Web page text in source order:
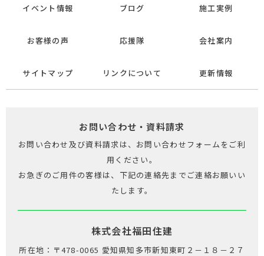
イベント情報 ブログ 施工実例
お客様の声 応援隊 会社案内
サイトマップ リンクについて 更新情報
お問い合わせ・資料請求
お問い合わせ及び資料請求は、お問い合わせフォームをご利
用ください。
お急ぎのご用件の客様は、下記の連絡先までご連絡お願いい
たします。
株式会社福田住建
所在地：〒478-0065 愛知県知多市新知東町２－１８－２７